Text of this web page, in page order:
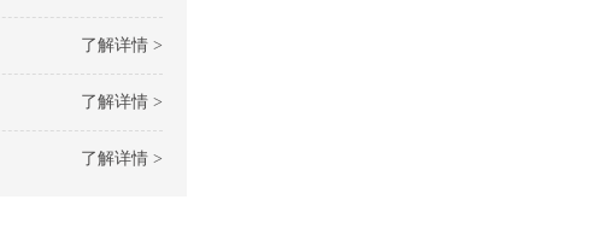
了解详情 >
了解详情 >
了解详情 >